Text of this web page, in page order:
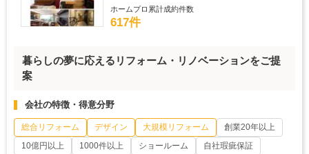
ホームプロ累計成約件数
617件
暮らしの夢に応えるリフォーム・リノベーションをご提
案
会社の特徴・得意分野
総合リフォーム デザイン 大規模リフォーム
創業20年以上
10億円以上
1000件以上 ショールーム 自社瑕疵保証